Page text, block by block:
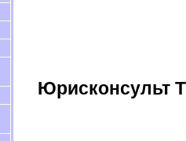
Юрисконсульт